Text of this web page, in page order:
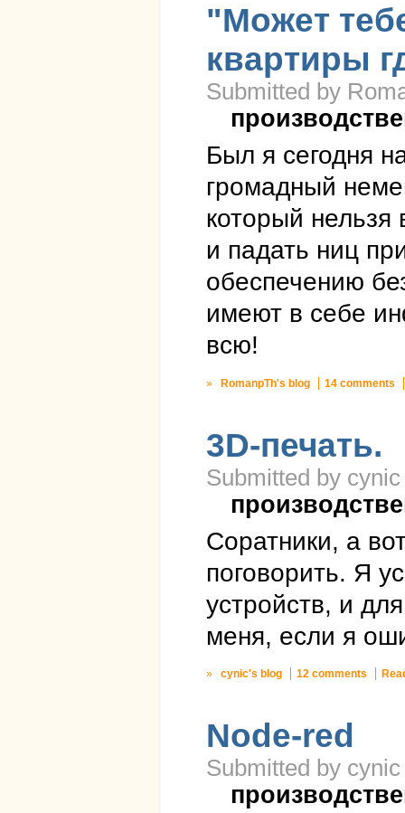
"Может
квартиры
Submitted by
Был я сегодня
громадный
который нельзя
и падать ниц
обеспечению
имеют в себе
всю!
» RomanpTh's blog 14 comments
3D-печать.
Submitted by
Соратники, а
поговорить. Я
устройств, и
меня, если я
» cynic's blog 12 comments
Node-red
Submitted by